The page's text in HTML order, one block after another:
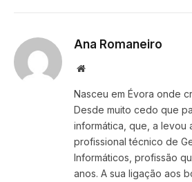
Ana Romaneiro
Website
Nasceu em Évora onde
Desde muito cedo que
informática, que, a levou
profissional técnico de
Informáticos, profissão
anos. A sua ligação aos